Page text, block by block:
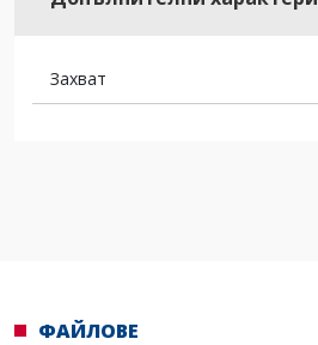
Захват
ФАЙЛОВЕ